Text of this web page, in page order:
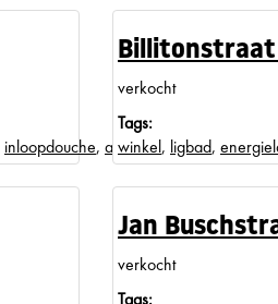
inloopdouche, appartement
Billitonstraat
verkocht
Tags:
winkel, ligbad,
Jan
verkocht
Tags: